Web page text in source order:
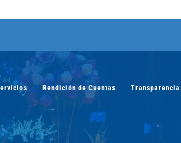
Rendición de Cuentas Transparencia